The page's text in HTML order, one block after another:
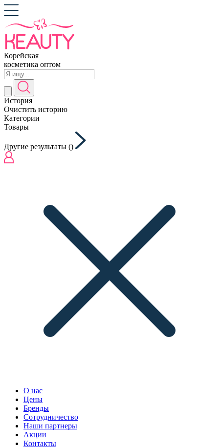
Корейская
косметика оптом
История
Очистить историю
Категории
Товары
Другие результаты ()
О нас
Цены
Бренды
Сотрудничество
Наши партнеры
Акции
Контакты